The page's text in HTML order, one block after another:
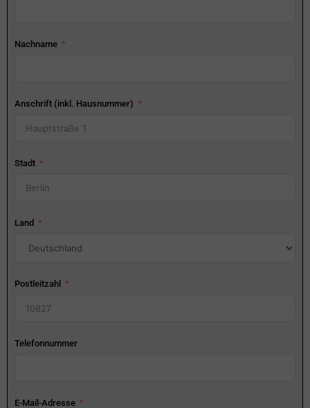
Nachname
Anschrift (inkl. Hausnummer)
Stadt
Land
Postleitzahl
Telefonnummer
E-Mail-Adresse